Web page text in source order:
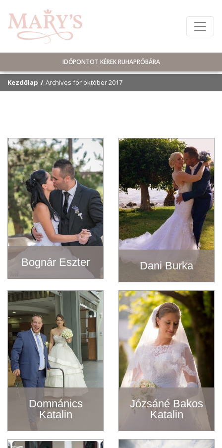
IDŐPONTOT KÉREK RUHAPRÓBÁRA
Kezdőlap Archives for október 2017
Bognár Eszter Dani Burka
Domnánics
Katalin
Józsáné Bakos
Katalin